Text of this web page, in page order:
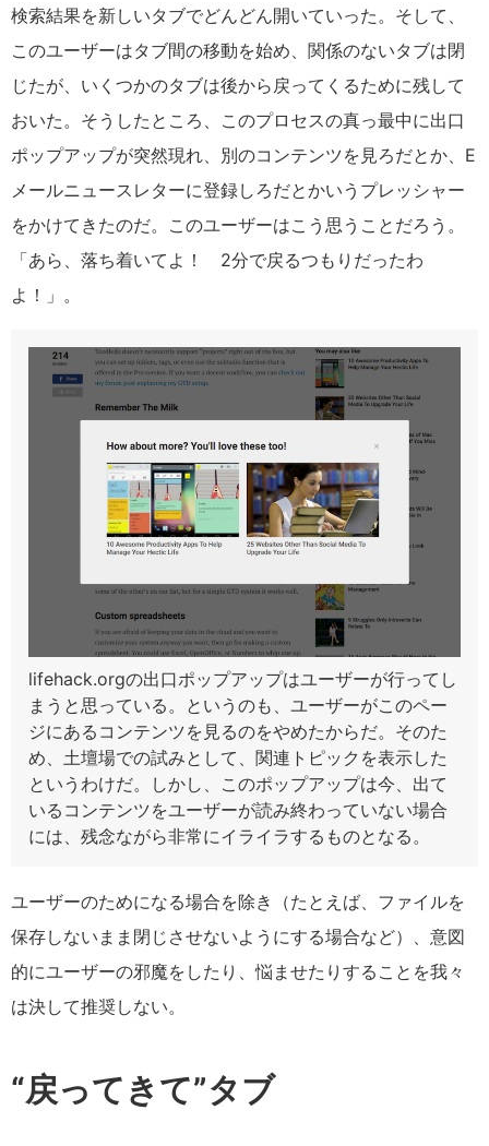
検索結果を新しいタブでどんどん開いていった。そして、
このユーザーはタブ間の移動を始め、関係のないタブは閉
じたが、いくつかのタブは後から戻ってくるために残して
おいた。そうしたところ、このプロセスの真っ最中に出口
ポップアップが突然現れ、別のコンテンツを見ろだとか、 E
メールニュースレターに登録しろだとかいうプレッシャー
をかけてきたのだ。このユーザーはこう思うことだろう。
「あら、落ち着いてよ！ 2分で戻るつもりだったわ
よ！」。
lifehack.orgの出口ポップアップはユーザーが行ってし
まうと思っている。というのも、ユーザーがこのペー
ジにあるコンテンツを見るのをやめたからだ。そのた
め、土壇場での試みとして、関連トピックを表示した
というわけだ。しかし、このポップアップは今、出て
いるコンテンツをユーザーが読み終わっていない場合
には、残念ながら非常にイライラするものとなる。
ユーザーのためになる場合を除き（たとえば、ファイルを
保存しないまま閉じさせないようにする場合など）、意図
的にユーザーの邪魔をしたり、悩ませたりすることを我々
は決して推奨しない。
“戻ってきて”タブ